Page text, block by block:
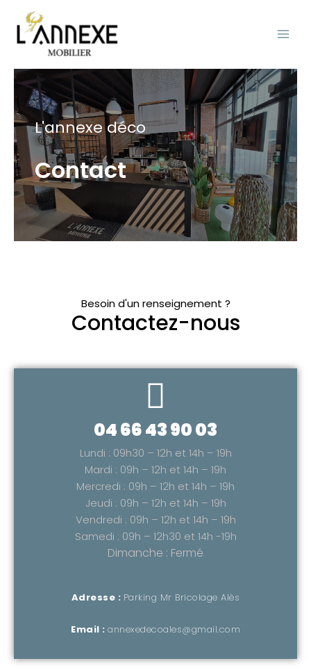
contenu
L'annexe déco
Contact
Besoin d'un renseignement ?
Contactez-nous
04 66 43 90 03
Lundi : 09h30 – 12h et 14h – 19h
Mardi : 09h – 12h et 14h – 19h
Mercredi : 09h – 12h et 14h – 19h
Jeudi : 09h – 12h et 14h – 19h
Vendredi : 09h – 12h et 14h – 19h
Samedi : 09h – 12h30 et 14h -19h
Dimanche : Fermé
Adresse : Parking Mr Bricolage Alès
Email : annexedecoales@gmail.com